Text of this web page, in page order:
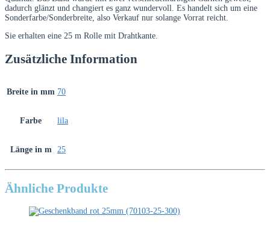
dadurch glänzt und changiert es ganz wundervoll. Es handelt sich um eine
Sonderfarbe/Sonderbreite, also Verkauf nur solange Vorrat reicht.
Sie erhalten eine 25 m Rolle mit Drahtkante.
Zusätzliche Information
Breite in mm 70
Farbe lila
Länge in m 25
Ähnliche Produkte